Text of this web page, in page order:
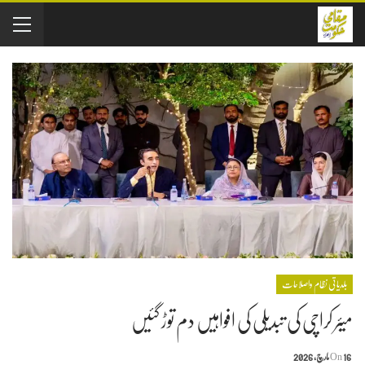
بلدیاتی نظام واصلاحات
میئر کراچی کی تبدیلی کی افواہیں دم توڑ گئیں
On 16 مارچ, 2026